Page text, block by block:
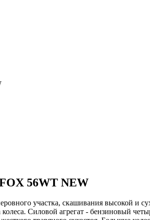
56WT NEW
участка, скашивания высокой и
Силовой агрегат - бензиновый